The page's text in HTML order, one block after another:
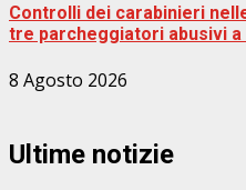
Controlli dei carabinieri
tre parcheggiatori abusivi a
8 Agosto 2026
Ultime notizie